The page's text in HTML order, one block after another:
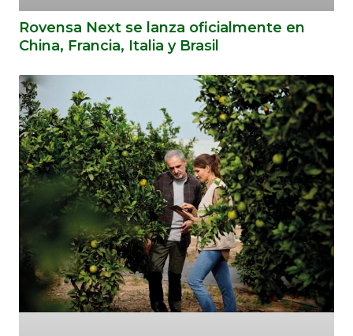
Rovensa Next se lanza oficialmente en
China, Francia, Italia y Brasil